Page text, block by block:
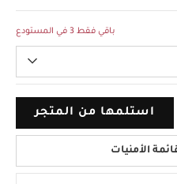
باقي فقط 3 في المستودع
استلمها من المتجر
الأمنيات